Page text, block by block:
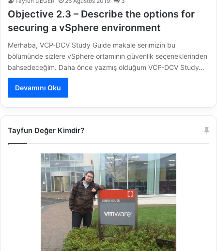
Objective 2.3 – Describe the options for
securing a vSphere environment
Merhaba, VCP-DCV Study Guide makale serimizin bu
bölümünde sizlere vSphere ortamının güvenlik seçeneklerinden
bahsedeceğim. Daha önce yazmış olduğum VCP-DCV Study…
Devamını Oku
Tayfun Değer Kimdir?